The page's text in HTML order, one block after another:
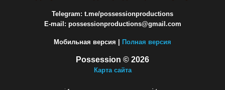
Telegram: t.me/possessionproductions
E-mail: possessionproductions@gmail.com
Мобильная версия | Полная версия
Possession © 2026
Карта сайта